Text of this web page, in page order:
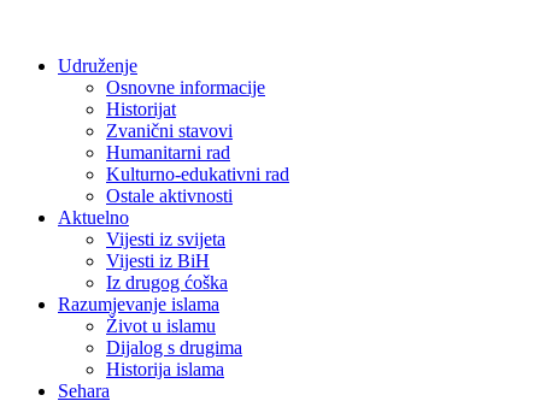
Udruženje
Osnovne informacije
Historijat
Zvanični stavovi
Humanitarni rad
Kulturno-edukativni rad
Ostale aktivnosti
Aktuelno
Vijesti iz svijeta
Vijesti iz BiH
Iz drugog ćoška
Razumjevanje islama
Život u islamu
Dijalog s drugima
Historija islama
Sehara